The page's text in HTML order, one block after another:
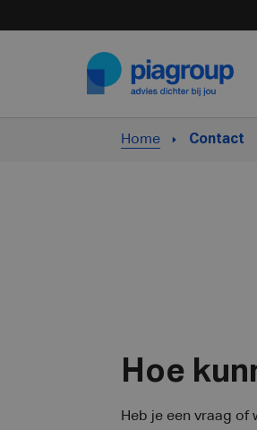
Home Contact
Hoe
Heb je een vraag of